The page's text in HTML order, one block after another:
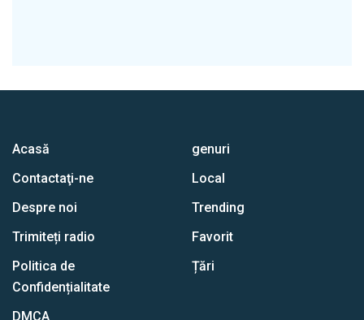
Acasă
Contactaţi-ne
Despre noi
Trimiteți radio
Politica de
Confidențialitate
DMCA
genuri
Local
Trending
Favorit
Țări